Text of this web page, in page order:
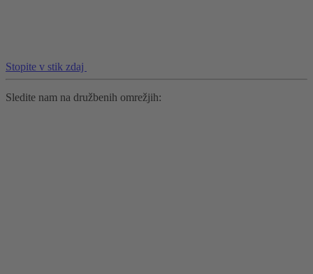
Stopite v stik zdaj
Sledite nam na družbenih omrežjih: